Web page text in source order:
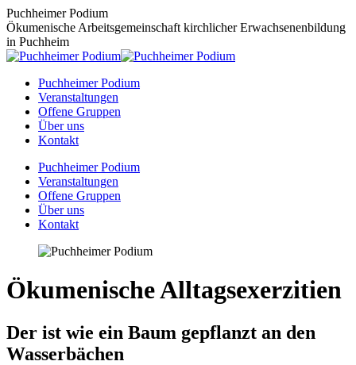
Zum
Inhalt
springen
Puchheimer Podium
Ökumenische Arbeitsgemeinschaft kirchlicher Erwachsenenbildung
in Puchheim
Puchheimer Podium
Veranstaltungen
Offene Gruppen
Über uns
Kontakt
Puchheimer Podium
Veranstaltungen
Offene Gruppen
Über uns
Kontakt
Ökumenische Alltagsexerzitien
Der ist wie ein Baum gepflanzt an den
Wasserbächen